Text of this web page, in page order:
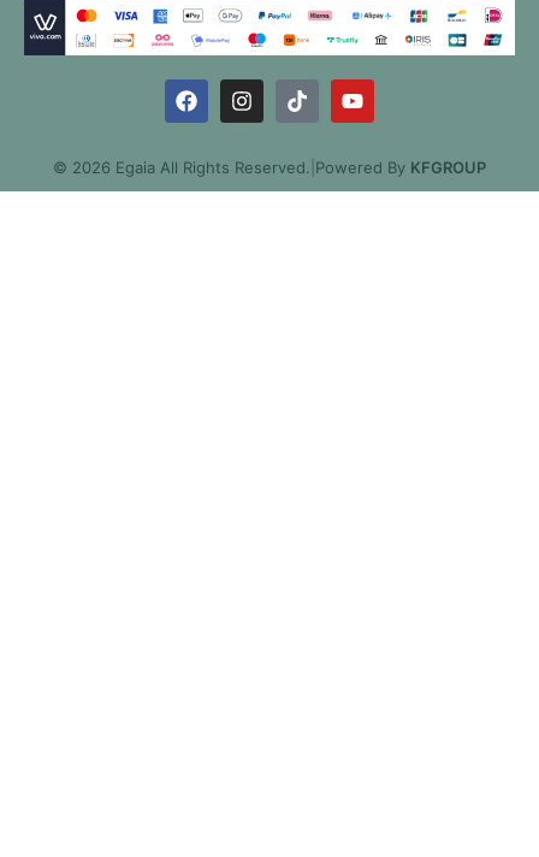
© 2026 Egaia All Rights Reserved. Powered By KFGROUP